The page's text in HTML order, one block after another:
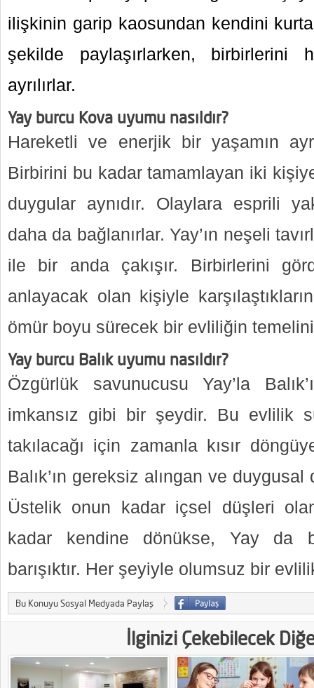
ilişkinin garip kaosundan kendini
şekilde paylaşırlarken, birbirlerini
ayrılırlar.
Yay burcu Kova uyumu nasıldır?
Hareketli ve enerjik bir yaşamın
Birbirini bu kadar tamamlayan iki
duygular aynıdır. Olaylara esprili
daha da bağlanırlar. Yay’ın neşeli
ile bir anda çakışır. Birbirlerini
anlayacak olan kişiyle
ömür boyu sürecek bir evliliğin
Yay burcu Balık uyumu nasıldır?
Özgürlük savunucusu Yay’la
imkansız gibi bir şeydir. Bu evlilik
takılacağı için zamanla kısır
Balık’ın gereksiz alıngan ve duygusal
Üstelik onun kadar içsel düşleri
kadar kendine dönükse, Yay da
barışıktır. Her şeyiyle olumsuz bir
Bu Konuyu Sosyal Medyada Paylaş
İlginizi Çekebilecek